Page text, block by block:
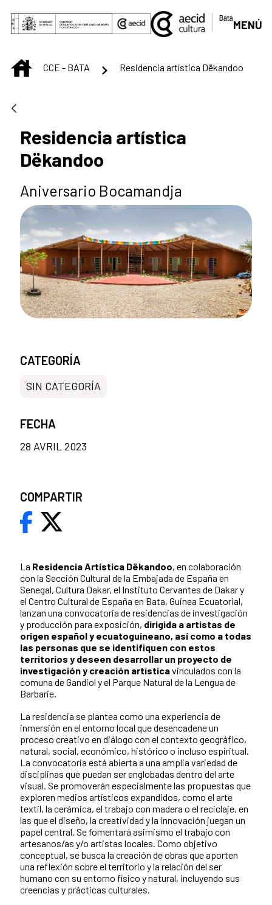
Saut au contenu principal
MENÚ
INICIOCCE - BATA Residencia artística Dëkandoo
Residencia artística
Dëkandoo
Aniversario Bocamandja
La Residencia Artística Dëkandoo, en colaboración
con la Sección Cultural de la Embajada de España en
Senegal, Cultura Dakar, el Instituto Cervantes de Dakar y
el Centro Cultural de España en Bata, Guinea Ecuatorial,
lanzan una convocatoria de residencias de investigación
y producción para exposición, dirigida a artistas de
origen español y ecuatoguineano, así como a todas
las personas que se identifiquen con estos
territorios y deseen desarrollar un proyecto de
investigación y creación artísticavinculados con la
comuna de Gandiol y el Parque Natural de la Lengua de
Barbarie.
La residencia se plantea como una experiencia de
inmersión en el entorno local que desencadene un
proceso creativo en diálogo con el contexto geográfico,
natural, social, económico, histórico o incluso espiritual.
La convocatoria está abierta a una amplia variedad de
disciplinas que puedan ser englobadas dentro del arte
visual. Se promoverán especialmente las propuestas que
exploren medios artísticos expandidos, como el arte
textil, la cerámica, el trabajo con madera o el reciclaje, en
las que el diseño, la creatividad y la innovación juegan un
papel central. Se fomentará asimismo el trabajo con
artesanos/as y/o artistas locales. Como objetivo
conceptual, se busca la creación de obras que aporten
una reflexión sobre el territorio y la relación del ser
humano con su entorno físico y natural, incluyendo sus
creencias y prácticas culturales.
CATEGORÍA
SIN CATEGORÍA
FECHA
28 AVRIL 2023
COMPARTIR